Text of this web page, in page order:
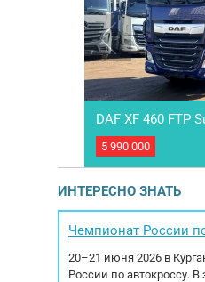
обслужен и
Грузовой
односкатная 2
890л.,
дальнейшей
DAF XF 460 FTP
5 990 000
ИНТЕРЕСНО ЗНАТЬ
Чемпионат России
20–21 июня 2026 в
России по автокроссу.